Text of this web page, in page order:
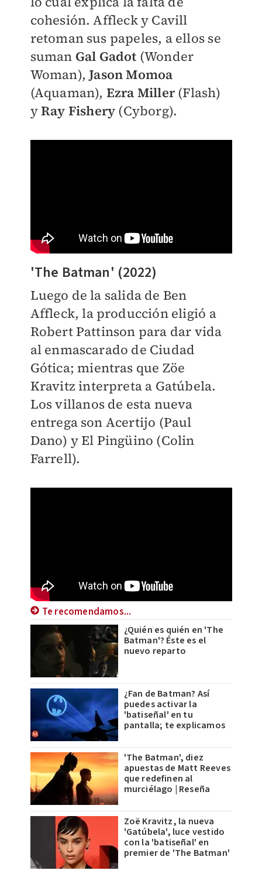
cohesión. Affleck y Cavill
retoman sus papeles, a ellos se
suman Gal Gadot (Wonder
Woman),Jason Momoa
(Aquaman), Ezra Miller(Flash)
yRay Fishery (Cyborg).
'The Batman' (2022)
Luego de la salida de Ben
Affleck, la producción eligió a
Robert Pattinson para dar vida
al enmascarado de Ciudad
Gótica; mientras que Zöe
Kravitz interpreta a Gatúbela.
Los villanos de esta nueva
entrega son Acertijo (Paul
Dano) y El Pingüino (Colin
Farrell).
Te recomendamos...
¿Quién es quién en 'The
Batman'? Éste es el
nuevo reparto
¿Fan de Batman? Así
puedes activar la
'batiseñal' en tu
pantalla; te explicamos
'The Batman', diez
apuestas de Matt Reeves
que redefinen al
murciélago | Reseña
Zoë Kravitz, la nueva
'Gatúbela', luce vestido
con la 'batiseñal' en
premier de 'The Batman'